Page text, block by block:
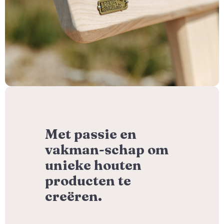
Met passie en
vakman-schap om
unieke houten
producten te
creëren.